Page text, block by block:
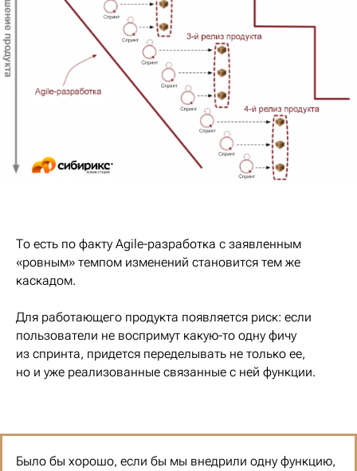
То есть по факту Agile-разработка с заявленным
«ровным» темпом изменений становится тем же
каскадом.
Для работающего продукта появляется риск: если
пользователи не воспримут какую-то одну фичу
из спринта, придется переделывать не только ее,
но и уже реализованные связанные с ней функции.
Было бы хорошо, если бы мы внедрили одну функцию,